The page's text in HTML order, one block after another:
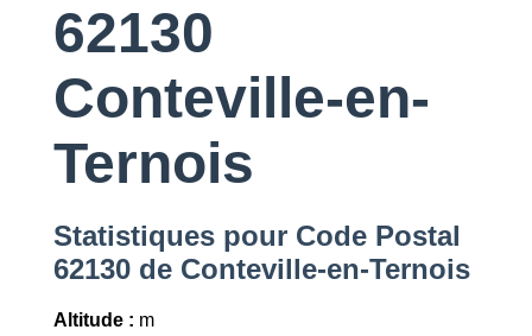
62130
Conteville-en-
Ternois
Statistiques pour Code Postal
62130 de Conteville-en-Ternois
Altitude : m